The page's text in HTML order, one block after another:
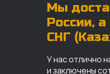
Мы
России,
СНГ
У нас отлично
и заключены